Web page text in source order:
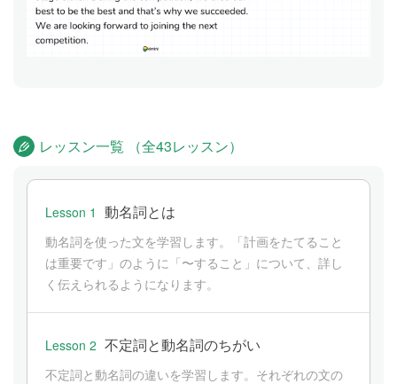
レッスン一覧 （全43レッスン）
Lesson 1 動名詞とは
動名詞を使った文を学習します。「計画をたてること
は重要です」のように「〜すること」について、詳し
く伝えられるようになります。
Lesson 2 不定詞と動名詞のちがい
不定詞と動名詞の違いを学習します。それぞれの文の